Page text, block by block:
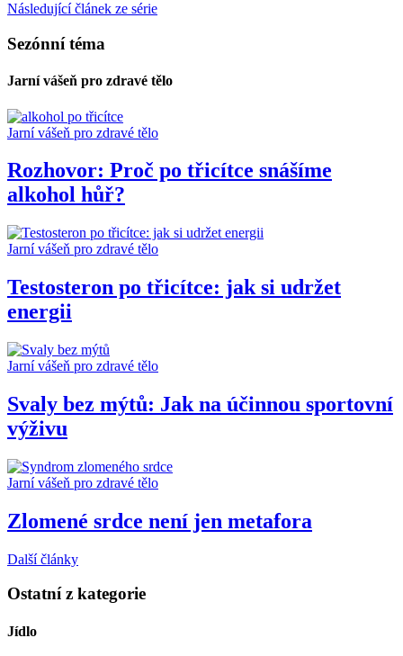
Následující článek ze série
Sezónní téma
Jarní vášeň pro zdravé tělo
Jarní vášeň pro zdravé tělo
Rozhovor: Proč po třicítce snášíme
alkohol hůř?
Jarní vášeň pro zdravé tělo
Testosteron po třicítce: jak si udržet
energii
Jarní vášeň pro zdravé tělo
Svaly bez mýtů: Jak na účinnou sportovní
výživu
Jarní vášeň pro zdravé tělo
Zlomené srdce není jen metafora
Další články
Ostatní z kategorie
Jídlo